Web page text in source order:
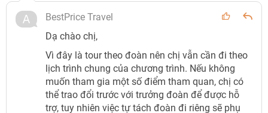
BestPrice Travel
Dạ chào chị,
Vì đây là tour theo đoàn nên chị vẫn cần đi theo
lịch trình chung của chương trình. Nếu không
muốn tham gia một số điểm tham quan, chị có
thể trao đổi trước với trưởng đoàn để được hỗ
trợ, tuy nhiên việc tự tách đoàn đi riêng sẽ phụ